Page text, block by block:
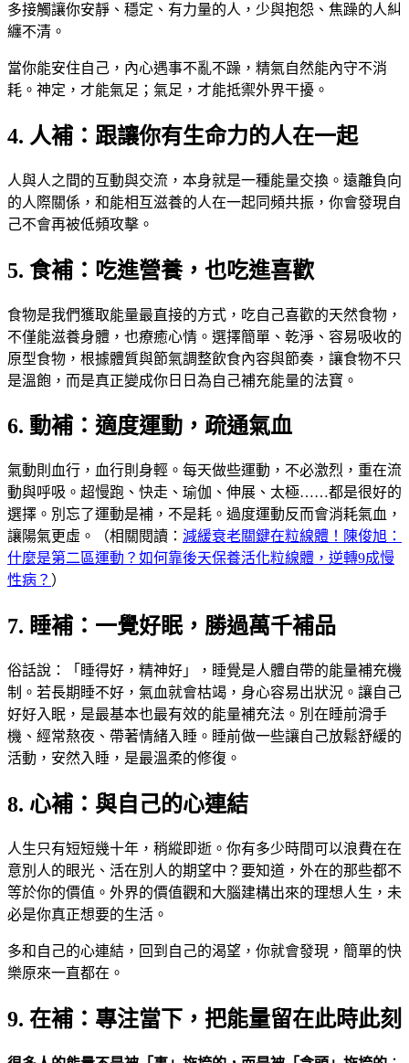
多接觸讓你安靜、穩定、有力量的人，少與抱怨、焦躁的人糾
纏不清。
當你能安住自己，內心遇事不亂不躁，精氣自然能內守不消
耗。神定，才能氣足；氣足，才能抵禦外界干擾。
4. 人補：跟讓你有生命力的人在一起
人與人之間的互動與交流，本身就是一種能量交換。遠離負向
的人際關係，和能相互滋養的人在一起同頻共振，你會發現自
己不會再被低頻攻擊。
5. 食補：吃進營養，也吃進喜歡
食物是我們獲取能量最直接的方式，吃自己喜歡的天然食物，
不僅能滋養身體，也療癒心情。選擇簡單、乾淨、容易吸收的
原型食物，根據體質與節氣調整飲食內容與節奏，讓食物不只
是溫飽，而是真正變成你日日為自己補充能量的法寶。
6. 動補：適度運動，疏通氣血
氣動則血行，血行則身輕。每天做些運動，不必激烈，重在流
動與呼吸。超慢跑、快走、瑜伽、伸展、太極……都是很好的
選擇。別忘了運動是補，不是耗。過度運動反而會消耗氣血，
讓陽氣更虛。（相關閱讀： 減緩衰老關鍵在粒線體！陳俊旭：
什麼是第二區運動？如何靠後天保養活化粒線體，逆轉9成慢
性病？ ）
7. 睡補：一覺好眠，勝過萬千補品
俗話說：「睡得好，精神好」，睡覺是人體自帶的能量補充機
制。若長期睡不好，氣血就會枯竭，身心容易出狀況。讓自己
好好入眠，是最基本也最有效的能量補充法。別在睡前滑手
機、經常熬夜、帶著情緒入睡。睡前做一些讓自己放鬆舒緩的
活動，安然入睡，是最溫柔的修復。
8. 心補：與自己的心連結
人生只有短短幾十年，稍縱即逝。你有多少時間可以浪費在在
意別人的眼光、活在別人的期望中？要知道，外在的那些都不
等於你的價值。外界的價值觀和大腦建構出來的理想人生，未
必是你真正想要的生活。
多和自己的心連結，回到自己的渴望，你就會發現，簡單的快
樂原來一直都在。
9. 在補：專注當下，把能量留在此時此刻